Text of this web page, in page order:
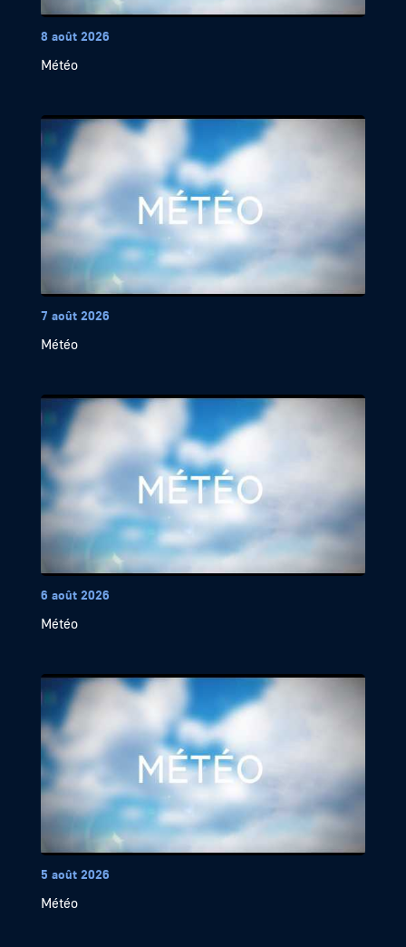
8 août 2026
Météo
7 août 2026
Météo
6 août 2026
Météo
5 août 2026
Météo